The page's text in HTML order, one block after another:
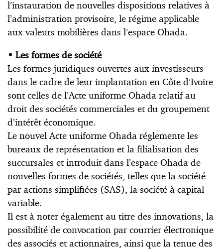
l’instauration de nouvelles dispositions relatives à
l’administration provisoire, le régime applicable
aux valeurs mobilières dans l’espace Ohada.
• Les formes de société
Les formes juridiques ouvertes aux investisseurs
dans le cadre de leur implantation en Côte d’Ivoire
sont celles de l’Acte uniforme Ohada relatif au
droit des sociétés commerciales et du groupement
d’intérêt économique.
Le nouvel Acte uniforme Ohada réglemente les
bureaux de représentation et la filialisation des
succursales et introduit dans l’espace Ohada de
nouvelles formes de sociétés, telles que la société
par actions simplifiées (SAS), la société à capital
variable.
Il est à noter également au titre des innovations, la
possibilité de convocation par courrier électronique
des associés et actionnaires, ainsi que la tenue des